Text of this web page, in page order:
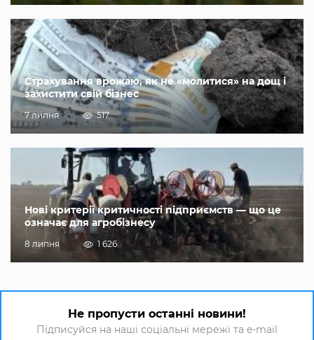
Страхування врожаю, як не «молитися» на дощ і
захистити свій бізнес
7 липня 517
Нові критерії критичності підприємств — що це
означає для агробізнесу
8 липня 1 626
Не пропусти останні новини!
Підписуйся на наші соціальні мережі та e-mail